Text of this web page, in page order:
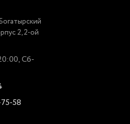
2, 2-ой
Сб-
75-58